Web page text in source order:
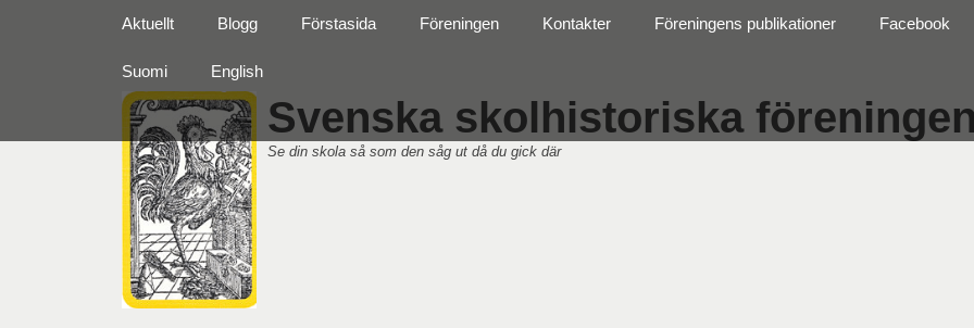
Svenska skolhistoriska
Se din skola så som den såg ut då du gick där
Primär meny
innehåll
Aktuellt Blogg Förstasida Föreningen Kontakter Föreningens publikationer Facebook
Suomi English